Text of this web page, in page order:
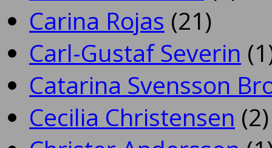
Carina Rojas (21)
Carl-Gustaf Severin
Catarina Svensson
Cecilia Christensen (2)